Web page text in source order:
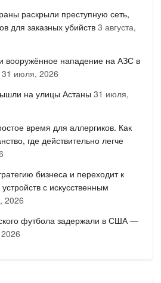
раскрыли преступную сеть,
для заказных убийств 3 августа,
вооружённое нападение на АЗС в
31 июля, 2026
на улицы Астаны 31 июля,
время для аллергиков. Как
где действительно легче
бизнеса и переходит к
с искусственным
2026
футбола задержали в США —